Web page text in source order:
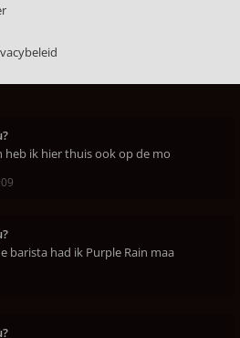
heb ik hier thuis ook op de mo
barista had ik Purple Rain maa